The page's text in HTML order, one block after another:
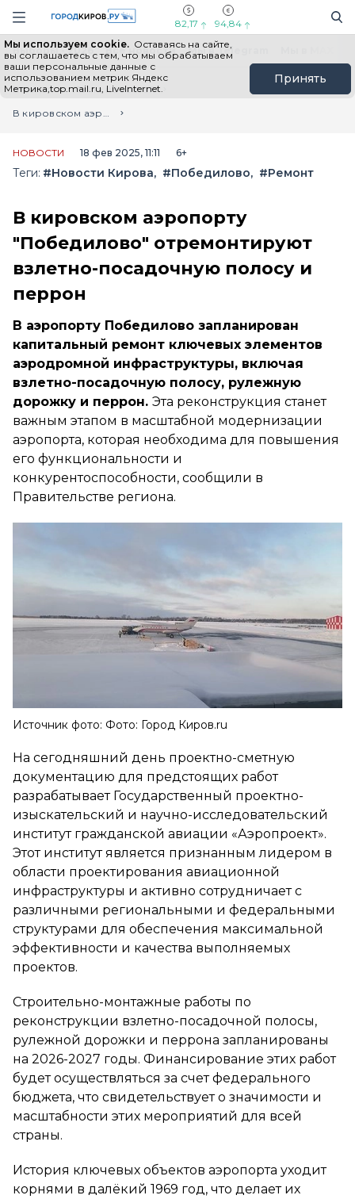
Навигация сайта
82,17 94,84
Мы используем cookie. Оставаясь на сайте,
вы соглашаетесь с тем, что мы обрабатываем
ваши персональные данные с
использованием метрик Яндекс
Метрика,top.mail.ru, LiveInternet.
Принять
Выборы - 2026 Все новости Мы в Telegram
Главная
Лента новостей
В кировском аэропорту "Победилово" отремонтируют взлетно-посадочную полосу и перрон
НОВОСТИ 18 фев 2025, 11:11 6+
Теги: #Новости Кирова #Победилово #Ремонт
В кировском аэропорту
"Победилово" отремонтируют
взлетно-посадочную полосу и
перрон
В аэропорту Победилово запланирован
капитальный ремонт ключевых элементов
аэродромной инфраструктуры, включая
взлетно-посадочную полосу, рулежную
дорожку и перрон. Эта реконструкция станет
важным этапом в масштабной модернизации
аэропорта, которая необходима для повышения
его функциональности и
конкурентоспособности, сообщили в
Правительстве региона.
Источник фото: Фото: Город Киров.ru
На сегодняшний день проектно-сметную
документацию для предстоящих работ
разрабатывает Государственный проектно-
изыскательский и научно-исследовательский
институт гражданской авиации «Аэропроект».
Этот институт является признанным лидером в
области проектирования авиационной
инфраструктуры и активно сотрудничает с
различными региональными и федеральными
структурами для обеспечения максимальной
эффективности и качества выполняемых
проектов.
Строительно-монтажные работы по
реконструкции взлетно-посадочной полосы,
рулежной дорожки и перрона запланированы
на 2026-2027 годы. Финансирование этих работ
будет осуществляться за счет федерального
бюджета, что свидетельствует о значимости и
масштабности этих мероприятий для всей
страны.
История ключевых объектов аэропорта уходит
корнями в далёкий 1969 год, что делает их